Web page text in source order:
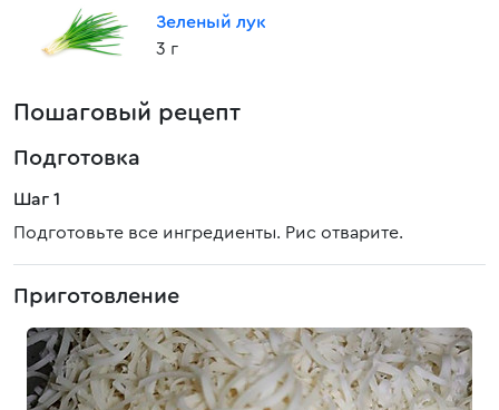
Зеленый лук
3 г
Пошаговый рецепт
Подготовка
Шаг 1
Подготовьте все ингредиенты. Рис отварите.
Приготовление